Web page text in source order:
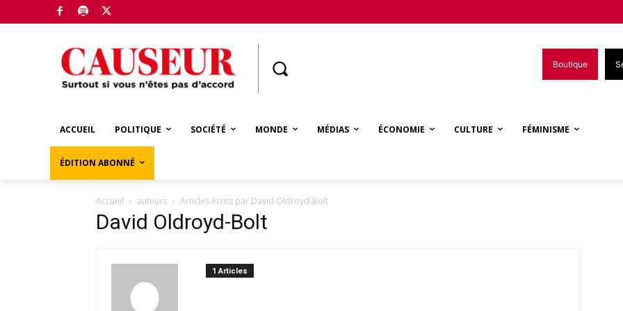
Boutique
ACCUEIL POLITIQUE SOCIÉTÉ MONDE MÉDIAS ÉCONOMIE CULTURE FÉMINISME
ÉDITION ABONNÉ
Accueil auteurs Articles écrits par David Oldroyd-Bolt
David Oldroyd-Bolt
1 Articles